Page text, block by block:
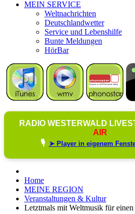
MEIN SERVICE
Weltnachrichten
Deutschlandwetter
Service und Lebenshilfe
Bunte Meldungen
HörBar
RADIO WESTERWALD
AIR
🎙️ ➤ Player in eigenem
Home
MEINE REGION
Veranstaltungen & Kultur
Letztmals mit Weltmusik für